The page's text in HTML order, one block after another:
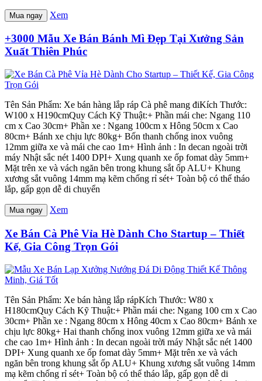
Mua ngay Xem
+3000 Mẫu Xe Bán Bánh Mì Đẹp Tại Xưởng Sản
Xuất Thiên Phúc
Tên Sản Phẩm: Xe bán hàng lắp ráp Cà phê mang điKích Thước:
W100 x H190cmQuy Cách Kỹ Thuật:+ Phần mái che: Ngang 110
cm x Cao 30cm+ Phần xe : Ngang 100cm x Hông 50cm x Cao
80cm+ Bánh xe chịu lực 80kg+ Bốn thanh chống inox vuông
12mm giữa xe và mái che cao 1m+ Hình ảnh : In decan ngoài trời
máy Nhật sắc nét 1400 DPI+ Xung quanh xe ốp fomat dày 5mm+
Mặt trên xe và vách ngăn bên trong khung sắt ốp ALU+ Khung
xương sắt vuông 14mm mạ kẽm chống rỉ sét+ Toàn bộ có thể tháo
lắp, gấp gọn dễ di chuyển
Mua ngay Xem
Xe Bán Cà Phê Vỉa Hè Dành Cho Startup – Thiết
Kế, Gia Công Trọn Gói
Tên Sản Phẩm: Xe bán hàng lắp rápKích Thước: W80 x
H180cmQuy Cách Kỹ Thuật:+ Phần mái che: Ngang 100 cm x Cao
30cm+ Phần xe : Ngang 80cm x Hông 40cm x Cao 80cm+ Bánh xe
chịu lực 80kg+ Hai thanh chống inox vuông 12mm giữa xe và mái
che cao 1m+ Hình ảnh : In decan ngoài trời máy Nhật sắc nét 1400
DPI+ Xung quanh xe ốp fomat dày 5mm+ Mặt trên xe và vách
ngăn bên trong khung sắt ốp ALU+ Khung xương sắt vuông 14mm
mạ kẽm chống rỉ sét+ Toàn bộ có thể tháo lắp, gấp gọn dễ di